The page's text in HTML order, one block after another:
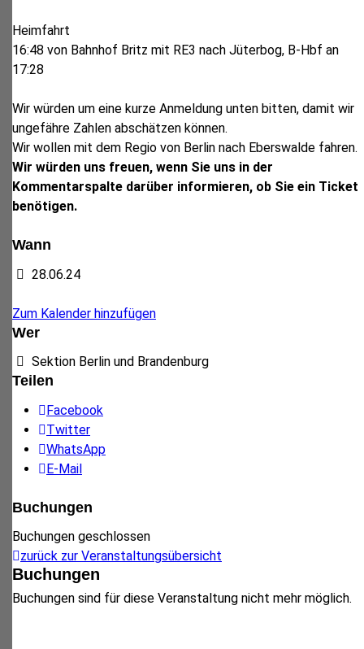
Heimfahrt
16:48 von Bahnhof Britz mit RE3 nach Jüterbog, B-Hbf an
17:28
Wir würden um eine kurze Anmeldung unten bitten, damit wir
ungefähre Zahlen abschätzen können.
Wir wollen mit dem Regio von Berlin nach Eberswalde fahren.
Wir würden uns freuen, wenn Sie uns in der
Kommentarspalte darüber informieren, ob Sie ein Ticket
benötigen.
Wann
28.06.24
Zum Kalender hinzufügen
Wer
Sektion Berlin und Brandenburg
Teilen
Facebook
Twitter
WhatsApp
E-Mail
Buchungen
Buchungen geschlossen
zurück zur Veranstaltungsübersicht
Buchungen
Buchungen sind für diese Veranstaltung nicht mehr möglich.